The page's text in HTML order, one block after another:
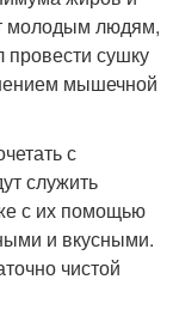
молодым людям,
сушку
мышечной
с
служить
с их помощью
и вкусными.
чистой